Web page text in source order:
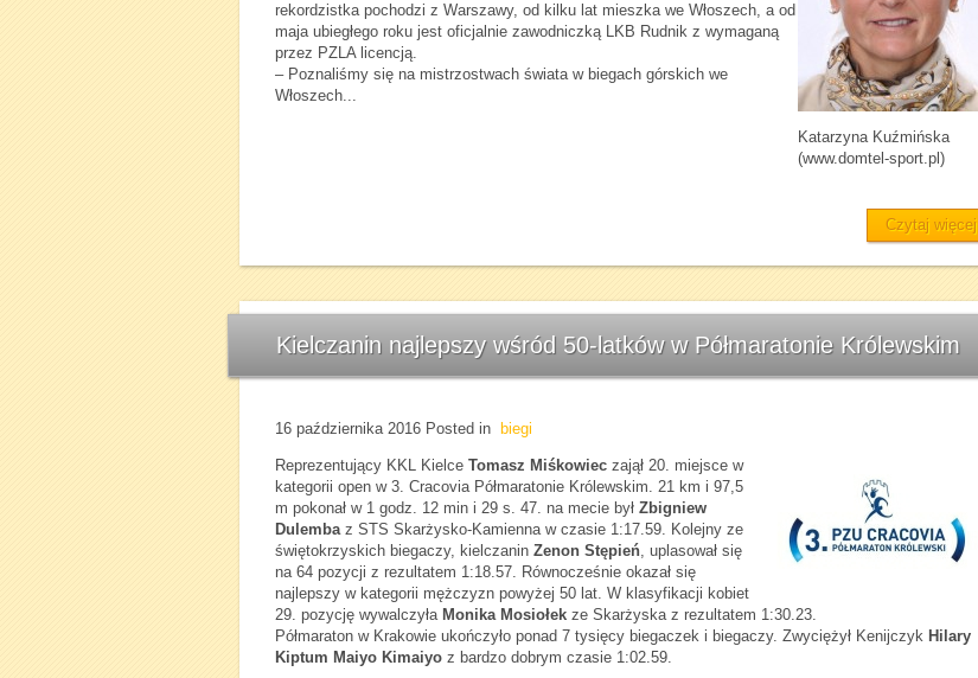
Katarzyna Kuźmińska
(www.domtel-sport.pl)
rekordzistka pochodzi z Warszawy, od kilku lat mieszka we Włoszech, a od
maja ubiegłego roku jest oficjalnie zawodniczką LKB Rudnik z wymaganą
przez PZLA licencją.
– Poznaliśmy się na mistrzostwach świata w biegach górskich we
Włoszech...
Czytaj więcej
Kielczanin najlepszy wśród 50-latków w Półmaratonie Królewskim
16 października 2016 Posted in biegi
Reprezentujący KKL Kielce Tomasz Miśkowiec zajął 20. miejsce w
kategorii open w 3. Cracovia Półmaratonie Królewskim. 21 km i 97,5
m pokonał w 1 godz. 12 min i 29 s. 47. na mecie był Zbigniew
Dulembaz STS Skarżysko-Kamienna w czasie 1:17.59. Kolejny ze
świętokrzyskich biegaczy, kielczanin Zenon Stępień, uplasował się
na 64 pozycji z rezultatem 1:18.57. Równocześnie okazał się
najlepszy w kategorii mężczyzn powyżej 50 lat. W klasyfikacji kobiet
29. pozycję wywalczyła Monika Mosiołek ze Skarżyska z rezultatem 1:30.23.
Półmaraton w Krakowie ukończyło ponad 7 tysięcy biegaczek i biegaczy. Zwyciężył Kenijczyk Hilary
Kiptum Maiyo Kimaiyo z bardzo dobrym czasie 1:02.59.